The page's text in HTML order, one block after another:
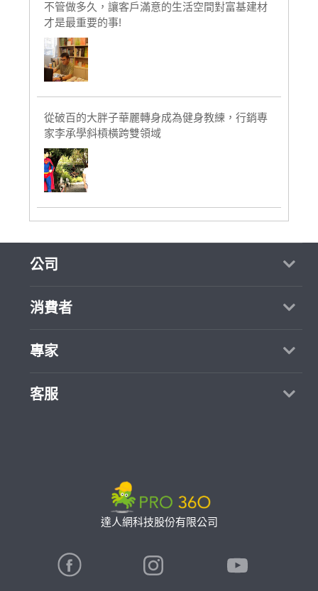
不管做多久，讓客戶滿意的生活空間對富基建材
才是最重要的事!
從破百的大胖子華麗轉身成為健身教練，行銷專
家李承學斜槓橫跨雙領域
達人網科技股份有限公司
公司
關於我們
部落格
加入我們
消費者
買服務
熱門服務
關鍵字搜尋
專家
找案件
特約專家
客服
信任與保障